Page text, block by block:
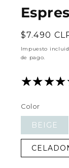
Precio
habitual
$7.490
Impuesto
de pago.
Color
BEIGE